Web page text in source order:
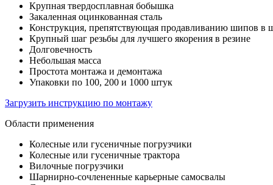
Крупная твердосплавная бобышка
Закаленная оцинкованная сталь
Конструкция, препятствующая продавливанию шипов в
Крупный шаг резьбы для лучшего якорения в резине
Долговечность
Небольшая масса
Простота монтажа и демонтажа
Упаковки по 100, 200 и 1000 штук
Загрузить инструкцию по монтажу
Области применения
Колесные или гусеничные погрузчики
Колесные или гусеничные трактора
Вилочные погрузчики
Шарнирно-сочлененные карьерные самосвалы